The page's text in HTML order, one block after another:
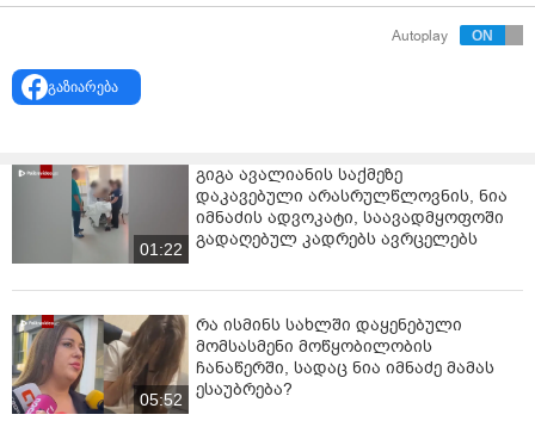
გადაბირება იყო," - ამის შესახებ "ფედერალისტების"
ერთ-ერთმა ლიოდერმა, თამარ ჩერგოლეიშვილმა,
განაცხადა.
Autoplay
გაზიარება
01:22
გიგა ავალიანის საქმეზე
დაკავებული არასრულწლოვნის, ნია
იმნაძის ადვოკატი, საავადმყოფოში
გადაღებულ კადრებს ავრცელებს
05:52
რა ისმინს სახლში დაყენებული
მომსასმენი მოწყობილობის
ჩანაწერში, სადაც ნია იმნაძე მამას
ესაუბრება?